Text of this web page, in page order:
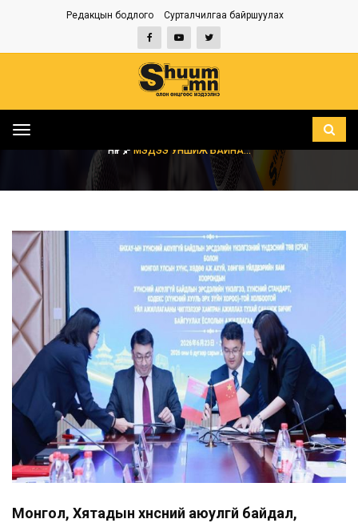
Редакцын бодлого Сурталчилгаа байршуулах
Toggle
НҮҮР МЭДЭЭ УНШИЖ БАЙНА...
Монгол, Хятадын хүнсний аюулгүй байдал,